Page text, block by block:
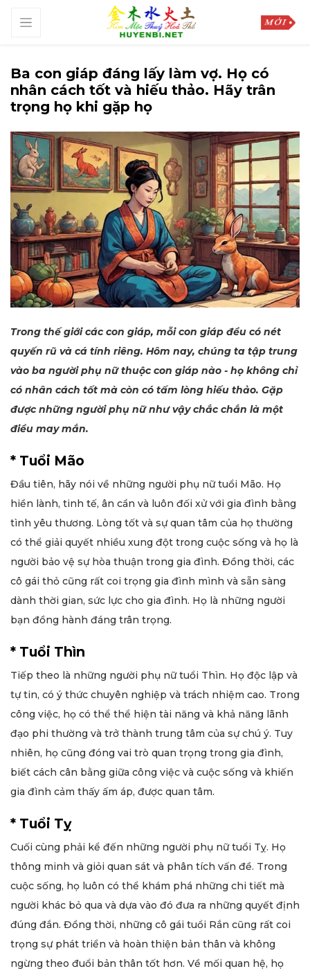
Ba con giáp đáng lấy làm vợ. Họ có
nhân cách tốt và hiếu thảo. Hãy trân
trọng họ khi gặp họ
Trong thế giới các con giáp, mỗi con giáp đều có nét
quyến rũ và cá tính riêng. Hôm nay, chúng ta tập trung
vào ba người phụ nữ thuộc con giáp nào - họ không chỉ
có nhân cách tốt mà còn có tấm lòng hiếu thảo. Gặp
được những người phụ nữ như vậy chắc chắn là một
điều may mắn.
* Tuổi Mão
Đầu tiên, hãy nói về những người phụ nữ tuổi Mão. Họ
hiền lành, tinh tế, ân cần và luôn đối xử với gia đình bằng
tình yêu thương. Lòng tốt và sự quan tâm của họ thường
có thể giải quyết nhiều xung đột trong cuộc sống và họ là
người bảo vệ sự hòa thuận trong gia đình. Đồng thời, các
cô gái thỏ cũng rất coi trọng gia đình mình và sẵn sàng
dành thời gian, sức lực cho gia đình. Họ là những người
bạn đồng hành đáng trân trọng.
* Tuổi Thìn
Tiếp theo là những người phụ nữ tuổi Thìn. Họ độc lập và
tự tin, có ý thức chuyên nghiệp và trách nhiệm cao. Trong
công việc, họ có thể thể hiện tài năng và khả năng lãnh
đạo phi thường và trở thành trung tâm của sự chú ý. Tuy
nhiên, họ cũng đóng vai trò quan trọng trong gia đình,
biết cách cân bằng giữa công việc và cuộc sống và khiến
gia đình cảm thấy ấm áp, được quan tâm.
* Tuổi Tỵ
Cuối cùng phải kể đến những người phụ nữ tuổi Tỵ. Họ
thông minh và giỏi quan sát và phân tích vấn đề. Trong
cuộc sống, họ luôn có thể khám phá những chi tiết mà
người khác bỏ qua và dựa vào đó đưa ra những quyết định
đúng đắn. Đồng thời, những cô gái tuổi Rắn cũng rất coi
trọng sự phát triển và hoàn thiện bản thân và không
ngừng theo đuổi bản thân tốt hơn. Về mối quan hệ, họ